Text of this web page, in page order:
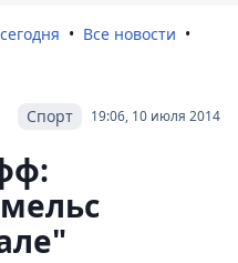
Все новости
19:06, 10 июля 2014
Спорт